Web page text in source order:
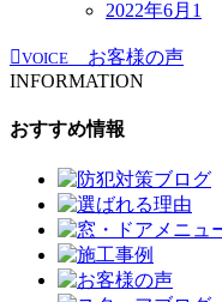
2022年6月 1
VOICE
お客様の声
INFORMATION
おすすめ情報